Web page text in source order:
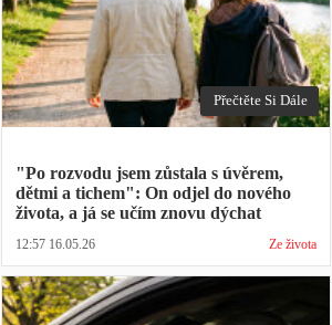
Přečtěte Si Dále
"Po rozvodu jsem zůstala s úvěrem,
dětmi a tichem": On odjel do nového
života, a já se učím znovu dýchat
12:57 16.05.26 Ze života